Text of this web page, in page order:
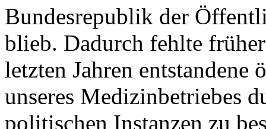
Bundesrepublik der
blieb. Dadurch fehlte
letzten Jahren
unseres Medizinbetriebes
politischen Instanzen zu